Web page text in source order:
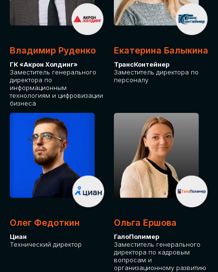
Владимир Руденко
ГК «Акрон Холдинг»
Заместитель генерального
директора по
информационным
технологиям и цифровизации
бизнеса
Екатерина Балыкина
ТрансКонтейнер
Заместитель директора по
персоналу
Олег Федоткин
Циан
Технический директор
Ольга Ершова
ГалоПолимер
Заместитель генерального
директора по кадровым
вопросам и
организационному развитию